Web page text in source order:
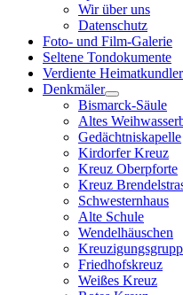
Wir über uns
Datenschutz
Foto- und Film-Galerie
Seltene Tondokumente
Verdiente Heimatkundler
Denkmäler
Bismarck-Säule
Altes
Gedächtniskapelle
Kirdorfer Kreuz
Kreuz Oberpforte
Kreuz
Schwesternhaus
Alte Schule
Wendelhäuschen
Friedhofskreuz
Weißes Kreuz